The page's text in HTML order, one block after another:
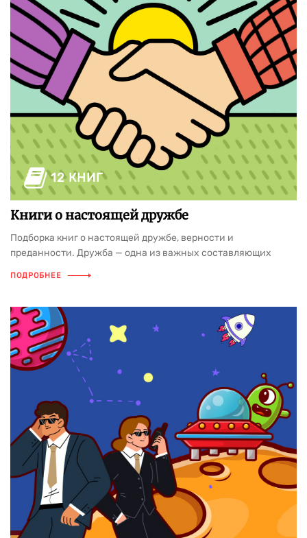
Книги о настоящей дружбе
Подборка книг о настоящей дружбе, верности и
преданности. Дружба — одна из важных составляющих
жизненные неурядицы. Мы собрали самые трогательные
ПОДРОБНЕЕ
12 КНИГ